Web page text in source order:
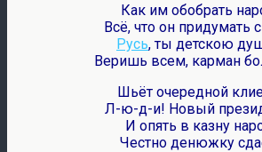
Как им обобрать
Всё, что он придумать
Русь, ты детскою
Веришь всем, карман
Шьёт очередной
Л-ю-д-и! Новый
И опять в казну
Честно денюжку